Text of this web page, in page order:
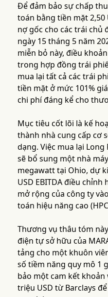
Để đảm bảo sự chấp
toán bằng tiền mặt 2,50
nợ gốc cho các trái chủ
ngày 15 tháng 5 năm
miễn bỏ này, điều
trong hợp đồng trái
mua lại tất cả các trái
tiền mặt ở mức 101%
chi phí đáng kể cho
Mục tiêu cốt lõi là kế
thành nhà cung cấp cơ
dạng. Việc mua lại Long
sẽ bổ sung một nhà
megawatt tại Ohio, dự
USD EBITDA điều
mở rộng của công ty
toán hiệu năng cao
Thương vụ thâu tóm
điện tự sở hữu của
tảng cho một khuôn
số tiềm năng quy mô 1
bảo một cam kết khoản
triệu USD từ Barclays